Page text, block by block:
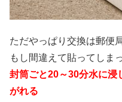
ただやっぱり交換は郵便
もし間違えて貼ってしま
封筒ごと20～30分水に浸
がれる